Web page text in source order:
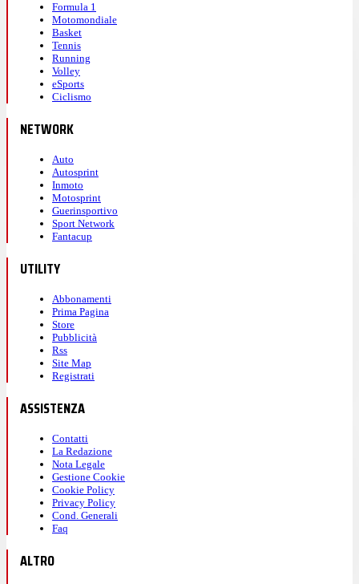
Formula 1
Motomondiale
Basket
Tennis
Running
Volley
eSports
Ciclismo
NETWORK
Auto
Autosprint
Inmoto
Motosprint
Guerinsportivo
Sport Network
Fantacup
UTILITY
Abbonamenti
Prima Pagina
Store
Pubblicità
Rss
Site Map
Registrati
ASSISTENZA
Contatti
La Redazione
Nota Legale
Gestione Cookie
Cookie Policy
Privacy Policy
Cond. Generali
Faq
ALTRO